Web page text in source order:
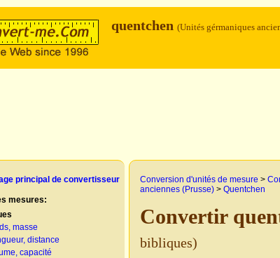
quentchen (Unités gérmaniques
principal de convertisseur
mesures:
masse
distance
capacité
Conversion d'unités de mesure >
anciennes (Prusse) > Quentchen
Convertir
bibliques)